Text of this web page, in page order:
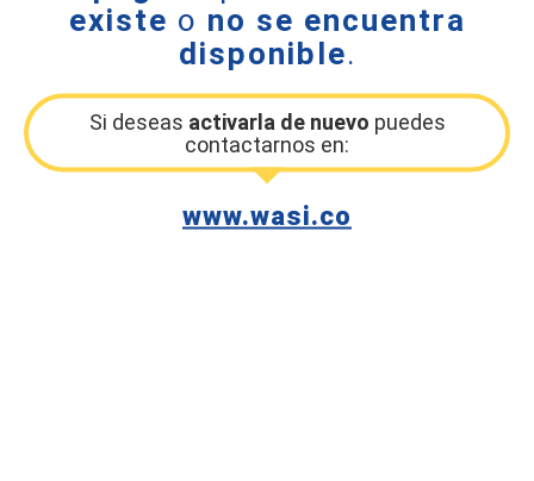
existe o no se encuentra
disponible.
Si deseas activarla de nuevo puedes
contactarnos en:
www.wasi.co